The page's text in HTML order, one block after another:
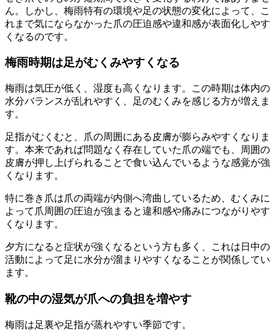
ん。しかし、梅雨特有の環境や足の状態の変化によって、こ
れまで気にならなかった爪の圧迫感や違和感が表面化しやす
くなるのです。
梅雨時期は足がむくみやすくなる
梅雨は気圧が低く、湿度も高くなります。この時期は体内の
水分バランスが乱れやすく、足のむくみを感じる方が増えま
す。
足指がむくむと、爪の周囲にある皮膚が膨らみやすくなりま
す。本来であれば問題なく存在していた爪の端でも、周囲の
皮膚が押し上げられることで食い込んでいるような感覚が強
くなります。
特に巻き爪は爪の両端が内側へ湾曲しているため、むくみに
よって爪周囲の圧迫が強まると違和感や痛みにつながりやす
くなります。
夕方になると症状が強くなるという方も多く、これは日中の
活動によって足に水分が溜まりやすくなることが関係してい
ます。
靴の中の湿気が爪への負担を増やす
梅雨は足裏や足指が蒸れやすい季節です。